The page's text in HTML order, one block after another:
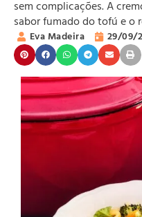
sem complicações. A
sabor fumado do tofú e o
Eva Madeira 29/09/